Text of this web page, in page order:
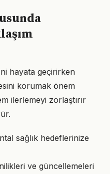
hayata geçirirken
korumak önem
ilerlemeyi zorlaştırır
sağlık hedeflerinize
ve güncellemeleri